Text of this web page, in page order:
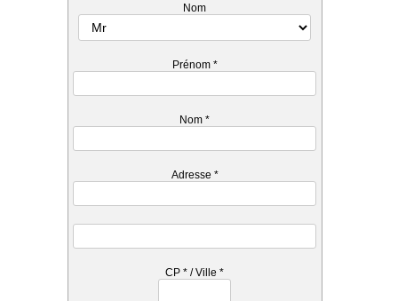
Nom
Prénom *
Nom *
Adresse *
CP * / Ville *